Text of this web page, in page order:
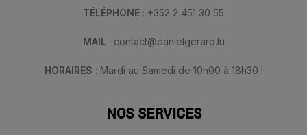
TÉLÉPHONE : +352 2 451 30 55
MAIL : contact@danielgerard.lu
HORAIRES : Mardi au Samedi de 10h00 à 18h30 !
NOS SERVICES